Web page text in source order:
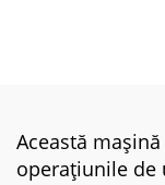
Această
operațiunile de